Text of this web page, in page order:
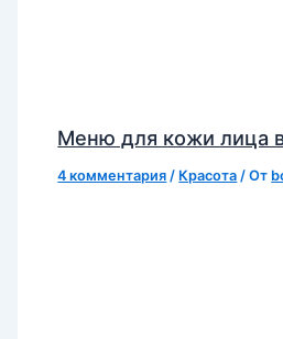
Меню для кожи лица
4 комментария / Красота / От